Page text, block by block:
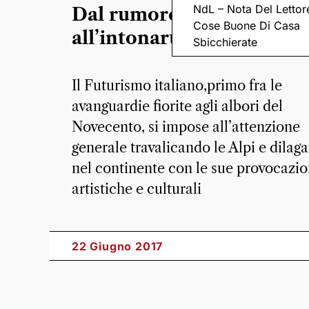
NdL – Nota Del
Cose Buone Di Casa
Sbicchierate
Dal rumore del tempo
all’intonarumori
Il Futurismo italiano,primo fra le
avanguardie fiorite agli albori del
Novecento, si impose all’attenzione
generale travalicando le Alpi e
nel continente con le sue
artistiche e culturali
22 Giugno 2017